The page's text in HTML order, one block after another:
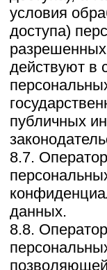
О нас
Контакты
Навигация
Контакты
Готовые дома
Из чего строим
Отдел продаж
+7 922 126 98 08